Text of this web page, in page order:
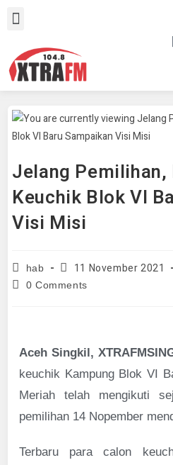
Jelang Pemilihan,
Keuchik Blok VI
Visi Misi
hab 11 November 2021
0 Comments
Aceh Singkil,
keuchik Kampung Blok VI
Meriah telah mengikuti
pemilihan 14 Nopember
Terbaru para calon